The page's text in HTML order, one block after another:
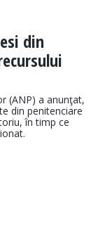
din
(ANP) a anunţat,
din penitenciare
în timp ce